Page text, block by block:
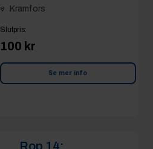
Kramfors
Slutpris:
100 kr
Se mer info
Rop 14: